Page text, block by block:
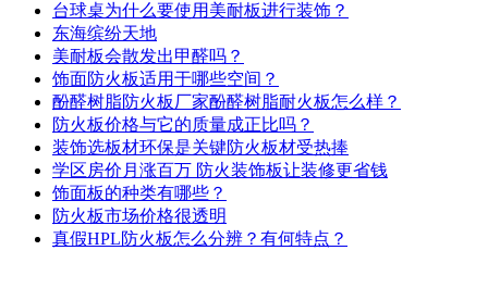
台球桌为什么要使用美耐板进行装饰？
东海缤纷天地
美耐板会散发出甲醛吗？
饰面防火板适用于哪些空间？
酚醛树脂防火板厂家酚醛树脂耐火板怎么样？
防火板价格与它的质量成正比吗？
装饰选板材环保是关键防火板材受热捧
学区房价月涨百万 防火装饰板让装修更省钱
饰面板的种类有哪些？
防火板市场价格很透明
真假HPL防火板怎么分辨？有何特点？